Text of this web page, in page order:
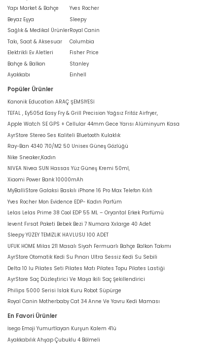
Yapı Market & Bahçe
Beyaz Eşya
Sağlık & Medikal Ürünler
Takı, Saat & Aksesuar
Elektrikli Ev Aletleri
Bahçe & Balkon
Ayakkabı
Yves Rocher
Sleepy
Royal Canin
Columbia
Fisher Price
Stanley
Einhell
Popüler Ürünler
Kanonik Education ARAÇ ŞEMSİYESİ
TEFAL , Ey505d Easy Fry & Grill Precision Yağsız Fritöz Airfryer,
Apple Watch SE GPS + Cellular 44mm Gece Yarısı Alüminyum Kasa
AyrStore Stereo Ses Kaliteli Bluetooth Kulaklık
Ray-Ban 4340 710/M2 50 Unisex Güneş Gözlüğü
Nike Sneaker,Kadın
NIVEA Nivea SUN Hassas Yüz Güneş Kremi 50ml,
Xiaomi Power Bank 10000mAh
MyBalliStore Galaksi Baskılı iPhone 16 Pro Max Telefon Kılıfı
Yves Rocher Mon Evidence EDP- Kadın Parfüm
Lelas Lelas Prime 38 Cool EDP 55 ML – Oryantal Erkek Parfümü
levent Fırsat Paketi Bebek Bezi 7 Numara Xxlarge 40 Adet
Sleepy YÜZEY TEMİZLİK HAVLUSU 100 ADET
UFUK HOME Milas 211 Masalı Siyah Fermuarlı Bahçe Balkon Takımı
AyrStore Otomatik Kedi Su Pınarı Ultra Sessiz Kedi Su Sebili
Delta 10 lu Pilates Seti Pilates Matı Pilates Topu Pilates Lastiği
AyrStore Saç Düzleştirici Ve Maşa İkili Saç Şekillendirici
Philips 5000 Serisi Islak Kuru Robot Süpürge
Royal Canin Motherbaby Cat 34 Anne Ve Yavru Kedi Maması
En Favori Ürünler
İsego Emoji Yumurtlayan Kurşun Kalem 4'lü
Ayakkabılık Ahşap Çubuklu 4 Bölmeli